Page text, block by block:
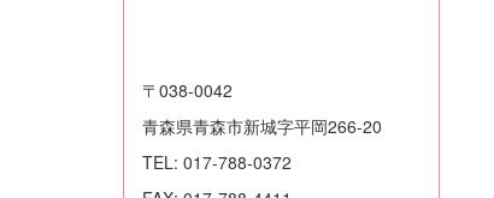
〒038-0042
青森県青森市新城字平岡266-20
TEL: 017-788-0372